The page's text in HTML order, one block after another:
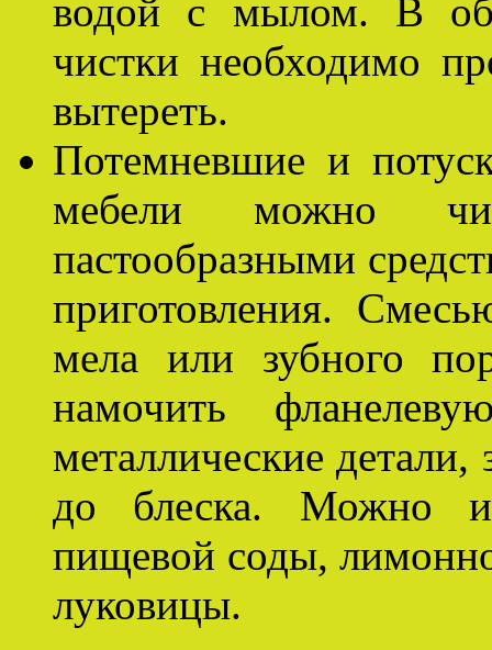
водой с мылом. В
чистки необходимо
вытереть.
Потемневшие и
мебели можно
пастообразными
приготовления.
мела или зубного
намочить
металлические детали,
до блеска. Можно
пищевой соды,
луковицы.